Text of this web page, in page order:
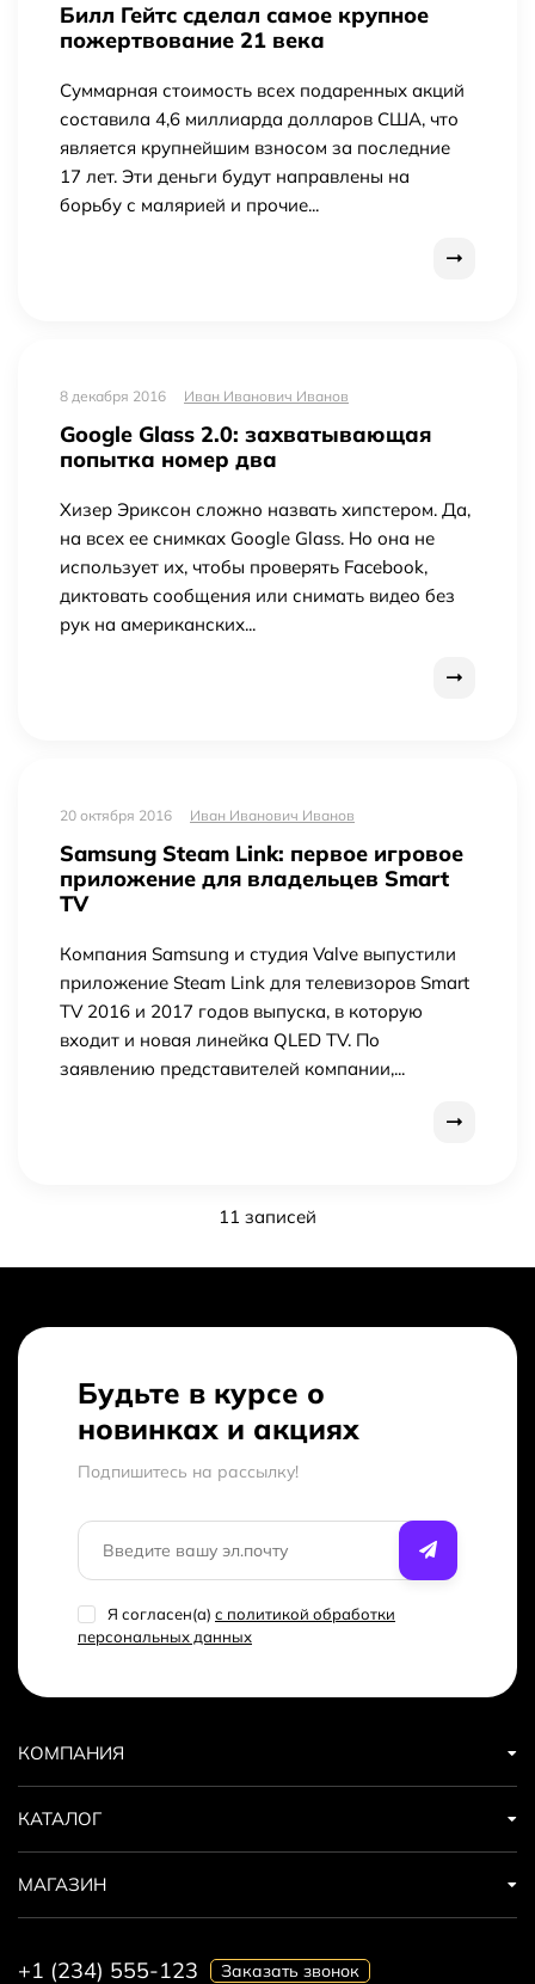
Билл Гейтс сделал самое крупное
пожертвование 21 века
Суммарная стоимость всех подаренных акций
составила 4,6 миллиарда долларов США, что
является крупнейшим взносом за последние
17 лет. Эти деньги будут направлены на
борьбу с малярией и прочие...
8 декабря 2016 Иван Иванович Иванов
Google Glass 2.0: захватывающая
попытка номер два
Хизер Эриксон сложно назвать хипстером. Да,
на всех ее снимках Google Glass. Но она не
использует их, чтобы проверять Facebook,
диктовать сообщения или снимать видео без
рук на американских...
20 октября 2016 Иван Иванович Иванов
Samsung Steam Link: первое игровое
приложение для владельцев Smart
TV
Компания Samsung и студия Valve выпустили
приложение Steam Link для телевизоров Smart
TV 2016 и 2017 годов выпуска, в которую
входит и новая линейка QLED TV. По
заявлению представителей компании,...
11 записей
Будьте в курсе о
новинках и акциях
Подпишитесь на рассылкy!
Я согласен(a) с политикой обработки
персональных данных
КОМПАНИЯ
КАТАЛОГ
МАГАЗИН
+1 (234) 555-123 Заказать звонок